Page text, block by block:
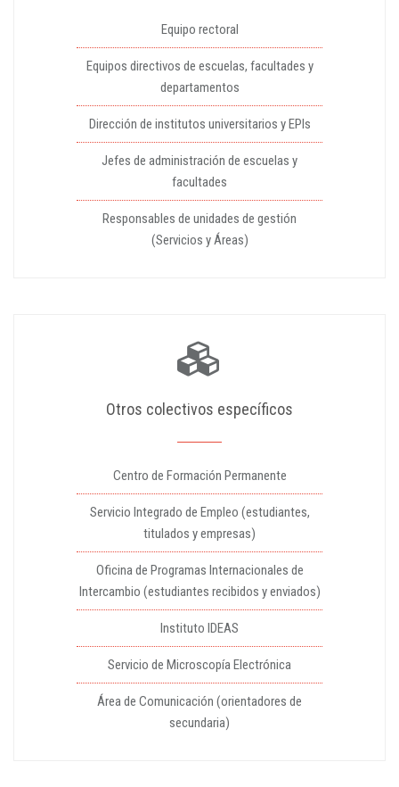
Equipo rectoral
Equipos directivos de escuelas, facultades y
departamentos
Dirección de institutos universitarios y EPIs
Jefes de administración de escuelas y
facultades
Responsables de unidades de gestión
(Servicios y Áreas)
Otros colectivos específicos
Centro de Formación Permanente
Servicio Integrado de Empleo (estudiantes,
titulados y empresas)
Oficina de Programas Internacionales de
Intercambio (estudiantes recibidos y enviados)
Instituto IDEAS
Servicio de Microscopía Electrónica
Área de Comunicación (orientadores de
secundaria)